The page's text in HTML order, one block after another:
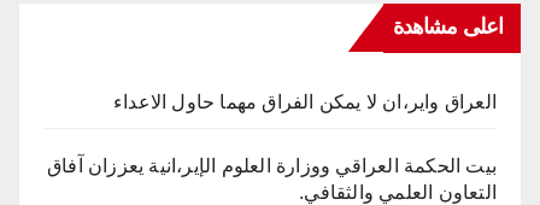
اعلى مشاهدة
العراق واير،ان لا يمكن الفراق مهما حاول الاعداء
بيت الحكمة العراقي ووزارة العلوم الإير،انية يعززان آفاق
التعاون العلمي والثقافي.